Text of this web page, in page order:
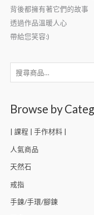
背後都擁有著它們的故事
透過作品溫暖人心
帶給您笑容:)
Browse by
| 課程 | 手作材料 |
人氣商品
天然石
戒指
手鍊/手環/腳鍊